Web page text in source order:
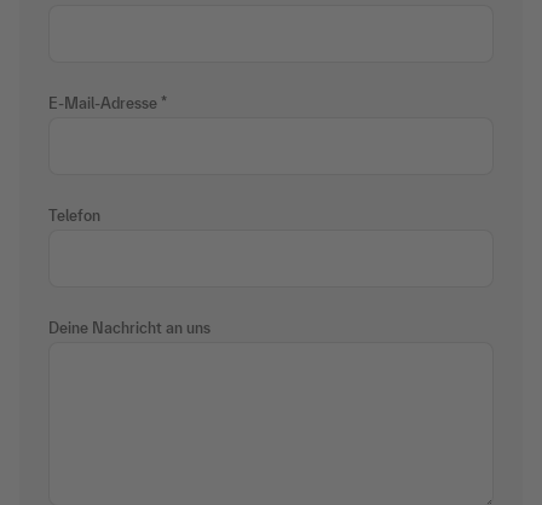
E-Mail-Adresse
Telefon
Deine Nachricht an uns